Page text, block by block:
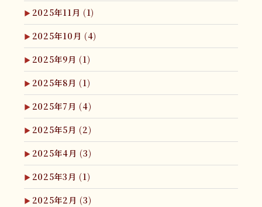
2025年11月 (1)
2025年10月 (4)
2025年9月 (1)
2025年8月 (1)
2025年7月 (4)
2025年5月 (2)
2025年4月 (3)
2025年3月 (1)
2025年2月 (3)